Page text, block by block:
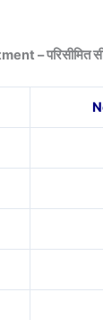
– परिसीमित